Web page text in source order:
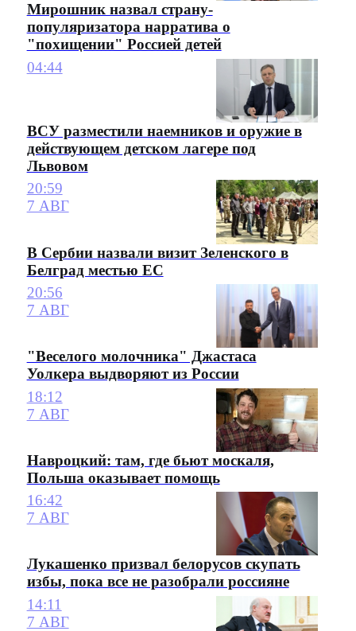
Мирошник назвал страну-
популяризатора нарратива о
"похищении" Россией детей
04:44
ВСУ разместили наемников и оружие в
действующем детском лагере под
Львовом
20:59
7 АВГ
В Сербии назвали визит Зеленского в
Белград местью ЕС
20:56
7 АВГ
"Веселого молочника" Джастаса
Уолкера выдворяют из России
18:12
7 АВГ
Навроцкий: там, где бьют москаля,
Польша оказывает помощь
16:42
7 АВГ
Лукашенко призвал белорусов скупать
избы, пока все не разобрали россияне
14:11
7 АВГ